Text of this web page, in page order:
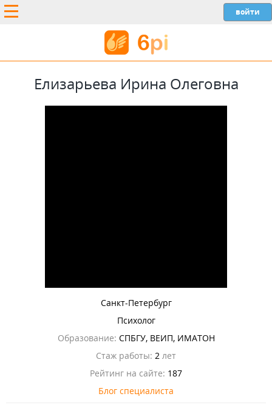
Елизарьева Ирина Олеговна
Санкт-Петербург
Психолог
Образование: СПБГУ, ВЕИП, ИМАТОН
Стаж работы: 2 лет
Рейтинг на сайте: 187
Блог специалиста